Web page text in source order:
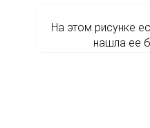
На этом рисунке
нашла ее